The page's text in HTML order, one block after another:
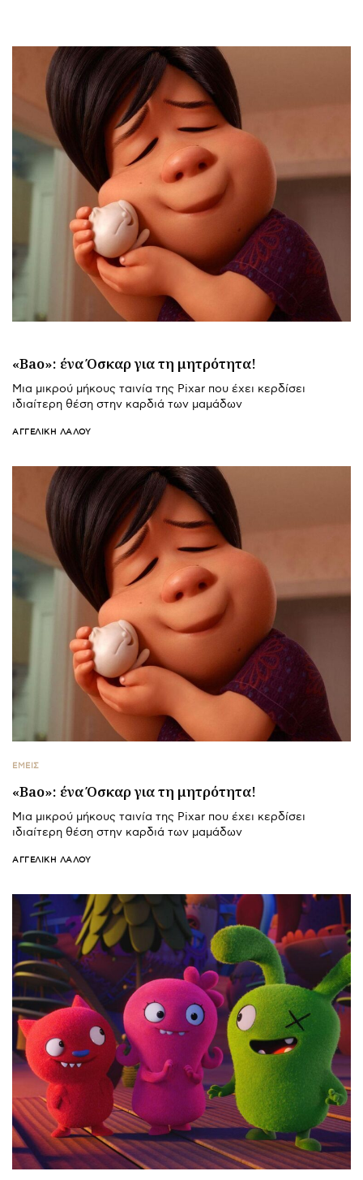
«Bao»: ένα Όσκαρ για τη μητρότητα!
Μια μικρού μήκους ταινία της Pixar που έχει κερδίσει
ιδιαίτερη θέση στην καρδιά των μαμάδων
ΑΓΓΕΛΙΚΉ ΛΆΛΟΥ
ΕΜΕΙΣ
«Bao»: ένα Όσκαρ για τη μητρότητα!
Μια μικρού μήκους ταινία της Pixar που έχει κερδίσει
ιδιαίτερη θέση στην καρδιά των μαμάδων
ΑΓΓΕΛΙΚΉ ΛΆΛΟΥ